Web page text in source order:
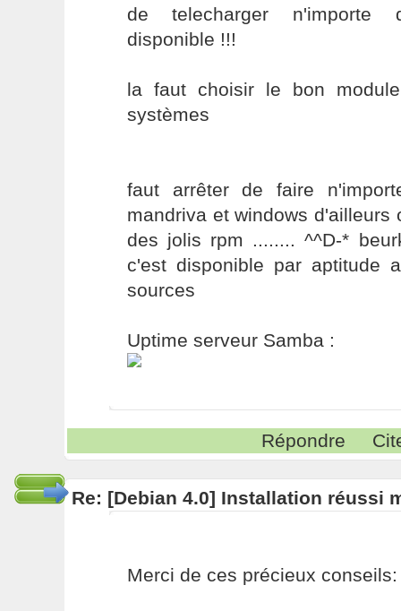
de telecharger n'importe
disponible !!!
la faut choisir le bon
systèmes
faut arrêter de faire
mandriva et windows
des jolis rpm ........ ^^D-*
c'est disponible par aptitude
sources
Uptime serveur Samba :
Répondre
Re: [Debian 4.0] Installation réussi
Merci de ces précieux conseils: